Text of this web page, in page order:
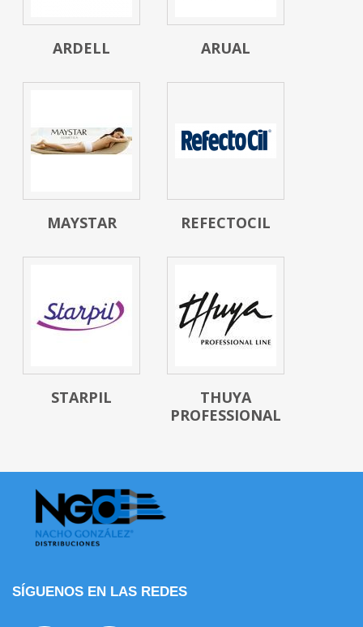
ARDELL ARUAL
MAYSTAR REFECTOCIL
STARPIL
THUYA
PROFESSIONAL
SÍGUENOS EN LAS REDES